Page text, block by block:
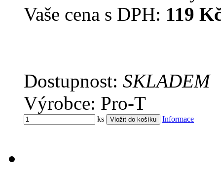
Vaše cena s DPH: 119
Dostupnost: SKLADEM
Výrobce: Pro-T
ks Informace